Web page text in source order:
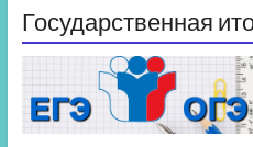
Государственная